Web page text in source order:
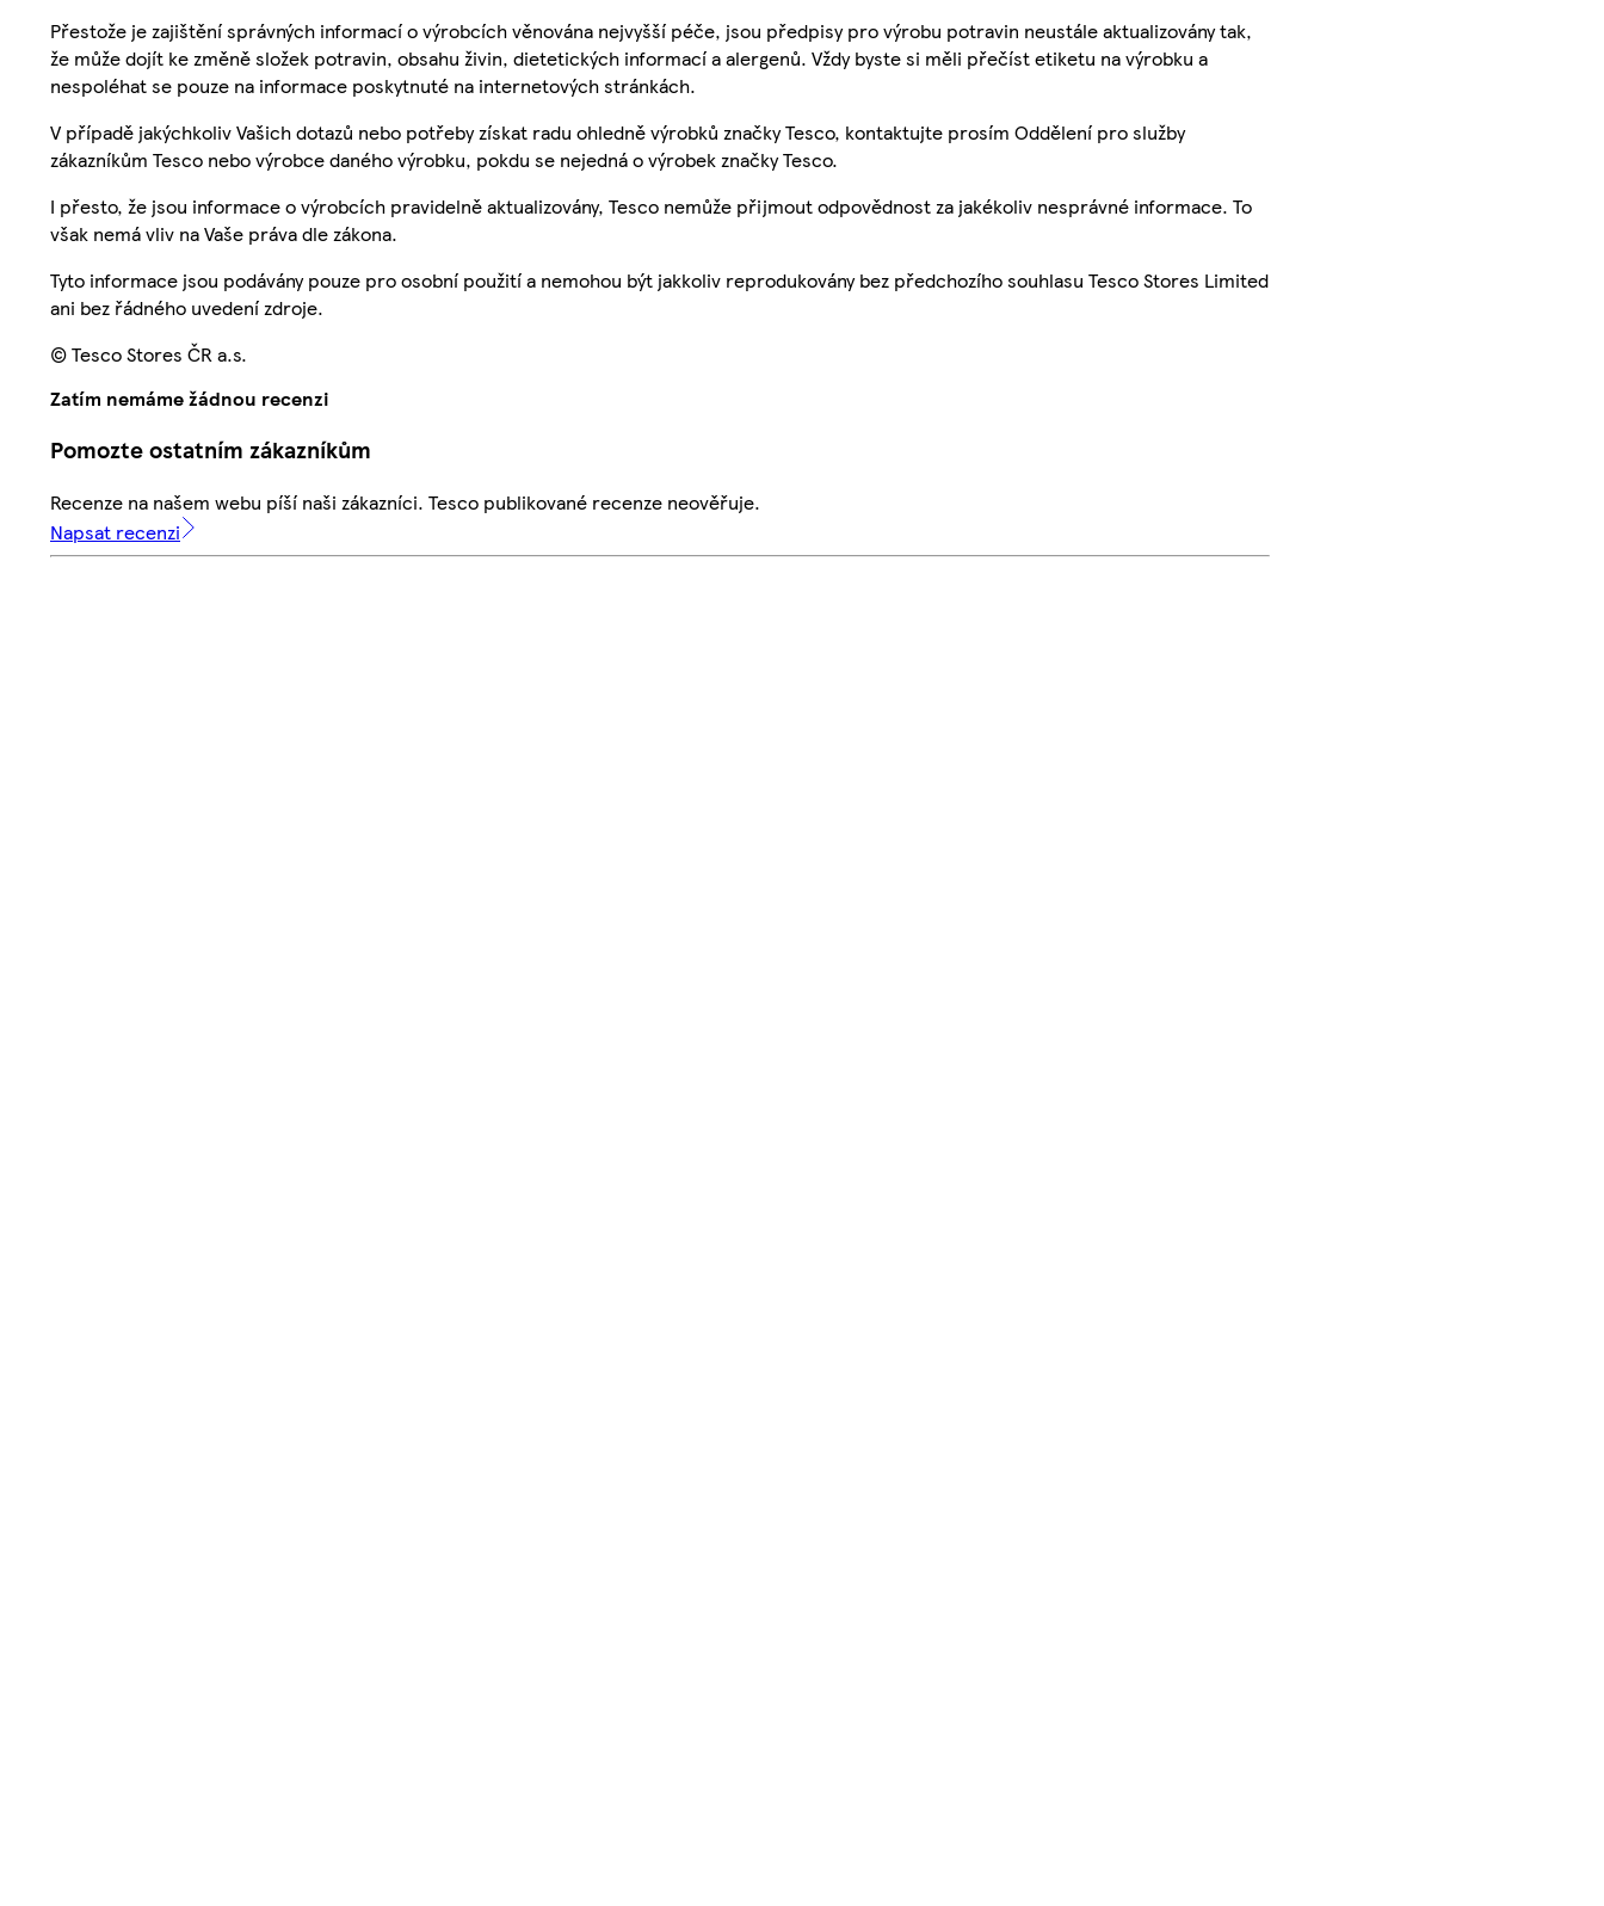
Přestože je zajištění správných informací o výrobcích věnována nejvyšší péče, jsou předpisy pro výrobu potravin neustále aktualizovány tak,
že může dojít ke změně složek potravin, obsahu živin, dietetických informací a alergenů. Vždy byste si měli přečíst etiketu na výrobku a
nespoléhat se pouze na informace poskytnuté na internetových stránkách.
V případě jakýchkoliv Vašich dotazů nebo potřeby získat radu ohledně výrobků značky Tesco, kontaktujte prosím Oddělení pro služby
zákazníkům Tesco nebo výrobce daného výrobku, pokdu se nejedná o výrobek značky Tesco.
I přesto, že jsou informace o výrobcích pravidelně aktualizovány, Tesco nemůže přijmout odpovědnost za jakékoliv nesprávné informace. To
však nemá vliv na Vaše práva dle zákona.
Tyto informace jsou podávány pouze pro osobní použití a nemohou být jakkoliv reprodukovány bez předchozího souhlasu Tesco Stores Limited
ani bez řádného uvedení zdroje.
© Tesco Stores ČR a.s.
Zatím nemáme žádnou recenzi
Pomozte ostatním zákazníkům
Recenze na našem webu píší naši zákazníci. Tesco publikované recenze neověřuje.
Napsat recenzi